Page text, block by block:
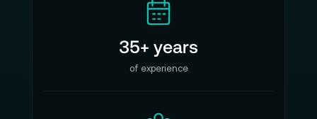
35+ years
of experience